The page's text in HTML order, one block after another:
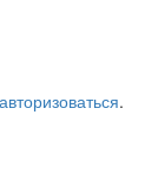
авторизоваться.